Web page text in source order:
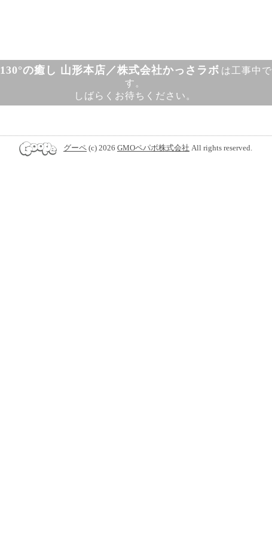
130°の癒し 山形本店／株式会社かっさラボ は工事中で
す。
しばらくお待ちください。
グーペ (c) 2026 GMOペパボ株式会社 All rights reserved.